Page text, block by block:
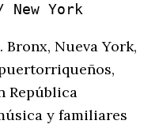
York
Bronx, Nueva York,
República
y familiares